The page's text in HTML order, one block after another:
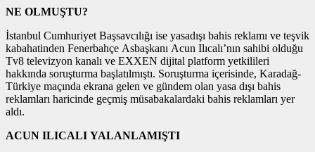
NE OLMUŞTU?
İstanbul Cumhuriyet Başsavcılığı ise yasadışı bahis reklamı ve teşvik
kabahatinden Fenerbahçe Asbaşkanı Acun Ilıcalı’nın sahibi olduğu
Tv8 televizyon kanalı ve EXXEN dijital platform yetkilileri
hakkında soruşturma başlatılmıştı. Soruşturma içerisinde, Karadağ-
Türkiye maçında ekrana gelen ve gündem olan yasa dışı bahis
reklamları haricinde geçmiş müsabakalardaki bahis reklamları yer
aldı.
ACUN ILICALI YALANLAMIŞTI